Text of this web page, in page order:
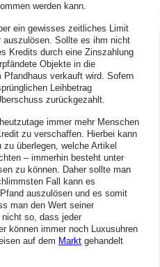
werden kann.
ein gewisses zeitliches Limit
Sollte es ihm nicht
Kredits durch eine Zinszahlung
Objekte in die
verkauft wird. Sofern
Leihbetrag
zurückgezahlt.
immer mehr Menschen
zu verschaffen. Hierbei kann
überlegen, welche Artikel
– immerhin besteht unter
zu können. Daher sollte man
Fall kann es
auszulösen und es somit
man den Wert seiner
so, dass jeder
können immer noch Luxusuhren
auf dem Markt gehandelt